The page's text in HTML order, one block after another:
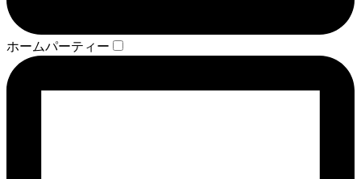
ホームパーティー